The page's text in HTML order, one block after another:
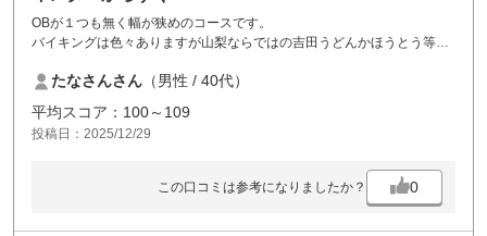
OBが１つも無く幅が狭めのコースです。
バイキングは色々ありますが山梨ならではの吉田うどんかほうとう等が
カートは自動で無く途中の自動販売機は現金のみです。
たなさんさん （男性 / 40代）
平均スコア：100～109
投稿日：2025/12/29
この口コミは参考になりましたか？ 0